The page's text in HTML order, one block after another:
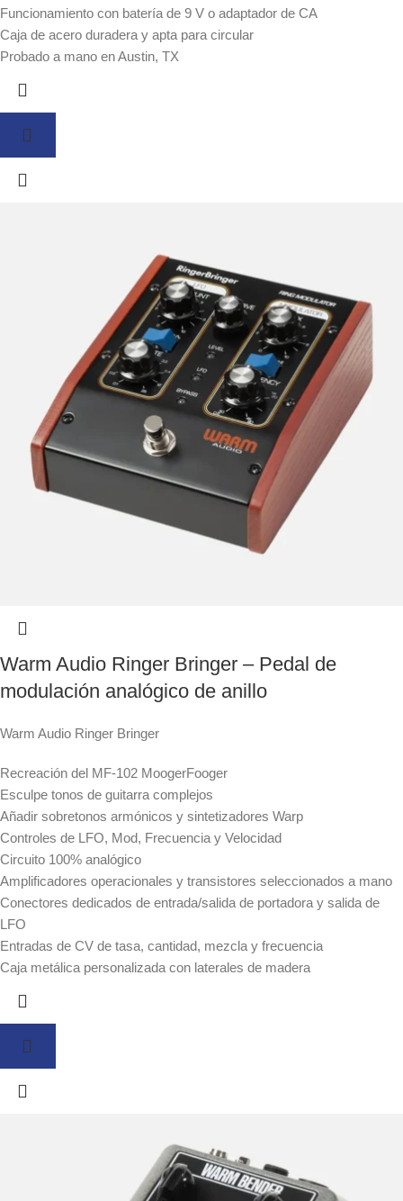
Funcionamiento con batería de 9 V o adaptador de CA
Caja de acero duradera y apta para circular
Probado a mano en Austin, TX
Warm Audio Ringer Bringer – Pedal de
modulación analógico de anillo
Warm Audio Ringer Bringer
Recreación del MF-102 MoogerFooger
Esculpe tonos de guitarra complejos
Añadir sobretonos armónicos y sintetizadores Warp
Controles de LFO, Mod, Frecuencia y Velocidad
Circuito 100% analógico
Amplificadores operacionales y transistores seleccionados a mano
Conectores dedicados de entrada/salida de portadora y salida de
LFO
Entradas de CV de tasa, cantidad, mezcla y frecuencia
Caja metálica personalizada con laterales de madera